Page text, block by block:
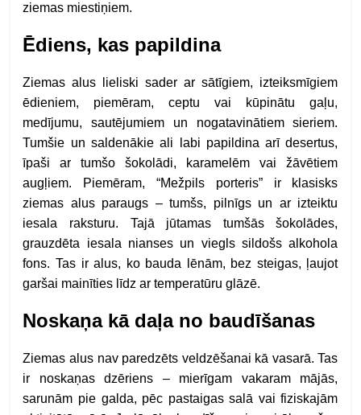
ziemas miestiņiem.
Ēdiens, kas papildina
Ziemas alus lieliski sader ar sātīgiem, izteiksmīgiem
ēdieniem, piemēram, ceptu vai kūpinātu gaļu,
medījumu, sautējumiem un nogatavinātiem sieriem.
Tumšie un saldenākie ali labi papildina arī desertus,
īpaši ar tumšo šokolādi, karamelēm vai žāvētiem
augļiem. Piemēram, “Mežpils porteris” ir klasisks
ziemas alus paraugs – tumšs, pilnīgs un ar izteiktu
iesala raksturu. Tajā jūtamas tumšās šokolādes,
grauzdēta iesala nianses un viegls sildošs alkohola
fons. Tas ir alus, ko bauda lēnām, bez steigas, ļaujot
garšai mainīties līdz ar temperatūru glāzē.
Noskaņa kā daļa no baudīšanas
Ziemas alus nav paredzēts veldzēšanai kā vasarā. Tas
ir noskaņas dzēriens – mierīgam vakaram mājās,
sarunām pie galda, pēc pastaigas salā vai fiziskajām